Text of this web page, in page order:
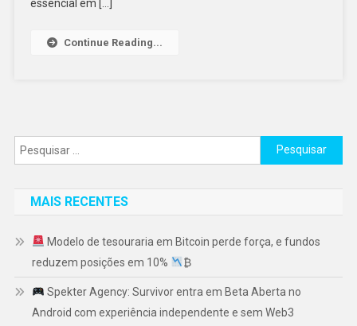
essencial em […]
Continue Reading...
Pesquisar
por:
MAIS RECENTES
Modelo de tesouraria em Bitcoin perde força, e fundos
reduzem posições em 10%
₿
Spekter Agency: Survivor entra em Beta Aberta no
Android com experiência independente e sem Web3